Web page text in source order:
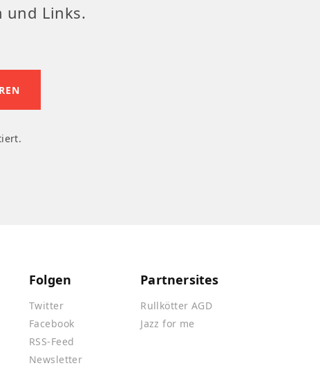
und Links.
Folgen
Twitter
Facebook
RSS-Feed
Newsletter
Partnersites
Rullkötter AGD
Jazz for me